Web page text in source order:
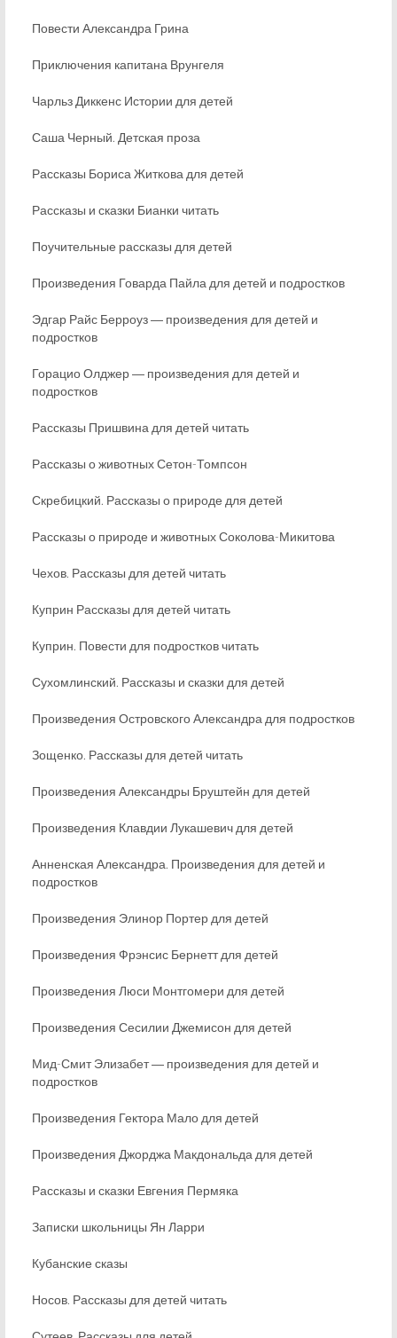
Повести Александра Грина
Приключения капитана Врунгеля
Чарльз Диккенс Истории для детей
Саша Черный. Детская проза
Рассказы Бориса Житкова для детей
Рассказы и сказки Бианки читать
Поучительные рассказы для детей
Произведения Говарда Пайла для детей и подростков
Эдгар Райс Берроуз ― произведения для детей и
подростков
Горацио Олджер ― произведения для детей и
подростков
Рассказы Пришвина для детей читать
Рассказы о животных Сетон-Томпсон
Скребицкий. Рассказы о природе для детей
Рассказы о природе и животных Соколова-Микитова
Чехов. Рассказы для детей читать
Куприн Рассказы для детей читать
Куприн. Повести для подростков читать
Сухомлинский. Рассказы и сказки для детей
Произведения Островского Александра для подростков
Зощенко. Рассказы для детей читать
Произведения Александры Бруштейн для детей
Произведения Клавдии Лукашевич для детей
Анненская Александра. Произведения для детей и
подростков
Произведения Элинор Портер для детей
Произведения Фрэнсис Бернетт для детей
Произведения Люси Монтгомери для детей
Произведения Сесилии Джемисон для детей
Мид-Смит Элизабет ― произведения для детей и
подростков
Произведения Гектора Мало для детей
Произведения Джорджа Макдональда для детей
Рассказы и сказки Евгения Пермяка
Записки школьницы Ян Ларри
Кубанские сказы
Носов. Рассказы для детей читать